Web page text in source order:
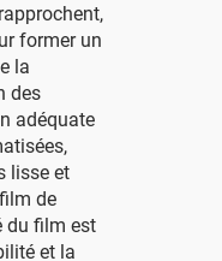
former un
la
des
adéquate
lisse et
de
du film est
et la